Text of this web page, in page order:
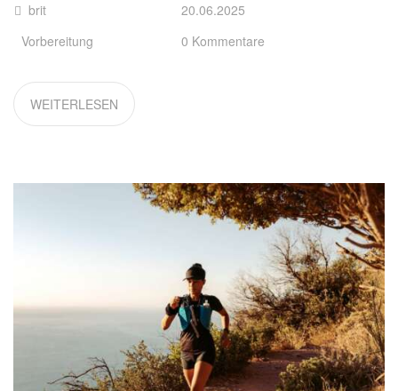
brit
Vorbereitung
20.06.2025
0 Kommentare
WEITERLESEN